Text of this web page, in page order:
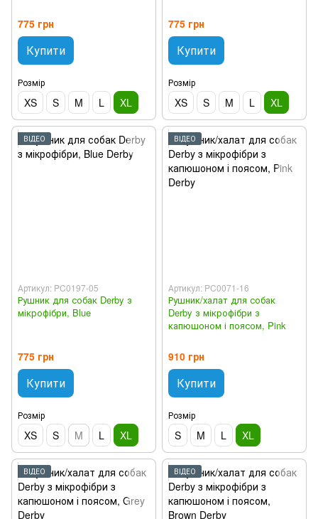
775 грн
Купити
Розмір
XS S M L XL
775 грн
Купити
Розмір
XS S M L XL
ВІДЕО
Артикул: PC0197-05
Рушник для собак Derby з
мікрофібри, Blue
775 грн
Купити
Розмір
XS S M L XL
ВІДЕО
Артикул: PC0071-16
Рушник/халат для собак
Derby з мікрофібри з
капюшоном і поясом, Pink
910 грн
Купити
Розмір
S M L XL
ВІДЕО ВІДЕО